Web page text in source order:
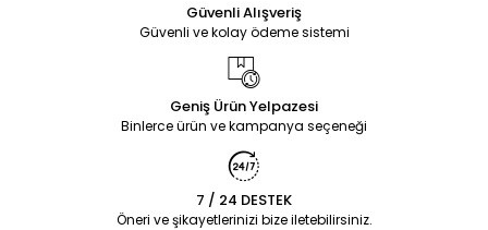
Güvenli Alışveriş
Güvenli ve kolay ödeme sistemi
Geniş Ürün Yelpazesi
Binlerce ürün ve kampanya seçeneği
7 / 24 DESTEK
Öneri ve şikayetlerinizi bize iletebilirsiniz.